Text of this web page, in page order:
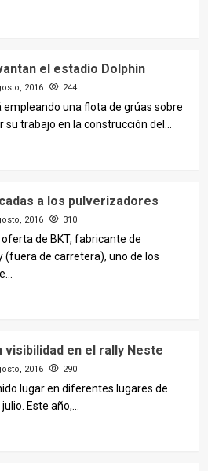
el estadio Dolphin
2016 244
empleando una flota de grúas sobre
trabajo en la construcción del...
a los pulverizadores
2016 310
de BKT, fabricante de
de carretera), uno de los
visibilidad en el rally Neste
2016 290
lugar en diferentes lugares de
Este año,...